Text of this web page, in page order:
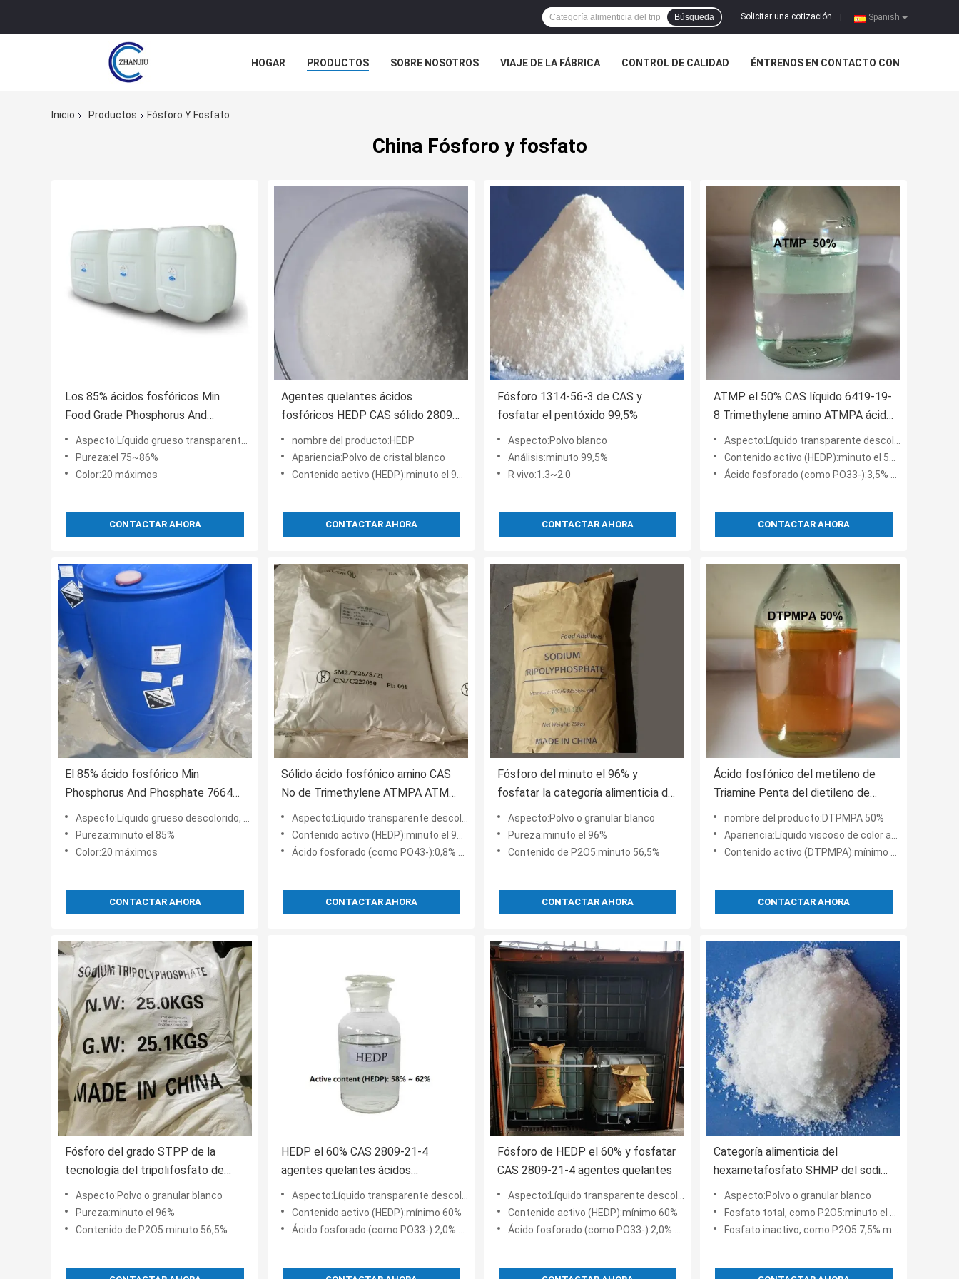
Spanish
Solicitar una cotización
Búsqueda
HOGAR PRODUCTOS SOBRE NOSOTROS VIAJE DE LA FÁBRICA CONTROL DE CALIDAD ÉNTRENOS EN CONTACTO CON
Inicio
Productos Fósforo Y Fosfato
China Fósforo y fosfato
Los 85% ácidos fosfóricos Min
Food Grade Phosphorus And
fosfatan CAS 7664-38-2
Aspecto:Líquido grueso transparente descolorido
Pureza:el 75~86%
Color:20 máximos
CONTACTAR AHORA
Agentes quelantes ácidos
fosfóricos HEDP CAS sólido 2809-
21-4 de los inhibidores de corrosión
nombre del producto:HEDP
Apariencia:Polvo de cristal blanco
Contenido activo (HEDP):minuto el 90%
CONTACTAR AHORA
Fósforo 1314-56-3 de CAS y
fosfatar el pentóxido 99,5%
Aspecto:Polvo blanco
Análisis:minuto 99,5%
R vivo:1.3~2.0
CONTACTAR AHORA
ATMP el 50% CAS líquido 6419-19-
8 Trimethylene amino ATMPA ácido
fosfónico
Aspecto:Líquido transparente descolorido o amarillo claro
Contenido activo (HEDP):minuto el 50%
Ácido fosforado (como PO33-):3,5% máximos
CONTACTAR AHORA
El 85% ácido fosfórico Min
Phosphorus And Phosphate 7664
38 grado de 2 industrias
Aspecto:Líquido grueso descolorido, transparente o levemente de color claro
Pureza:minuto el 85%
Color:20 máximos
CONTACTAR AHORA
Sólido ácido fosfónico amino CAS
No de Trimethylene ATMPA ATMP
el 95% 6419 19 8
Aspecto:Líquido transparente descolorido o amarillo claro
Contenido activo (HEDP):minuto el 95%
Ácido fosforado (como PO43-):0,8% máximo
CONTACTAR AHORA
Fósforo del minuto el 96% y
fosfatar la categoría alimenticia del
tripolifosfato de sodio de STPP
Aspecto:Polvo o granular blanco
Pureza:minuto el 96%
Contenido de P2O5:minuto 56,5%
CONTACTAR AHORA
Ácido fosfónico del metileno de
Triamine Penta del dietileno de
DTPMPA el 50% CAS 15827-60-8
nombre del producto:DTPMPA 50%
Apariencia:Líquido viscoso de color amarillo parduzco o rojo parduzco
Contenido activo (DTPMPA):mínimo 50%
CONTACTAR AHORA
Fósforo del grado STPP de la
tecnología del tripolifosfato de
sodio y sal del fosfato
Aspecto:Polvo o granular blanco
Pureza:minuto el 96%
Contenido de P2O5:minuto 56,5%
HEDP el 60% CAS 2809-21-4
agentes quelantes ácidos
fosfóricos de los inhibidores de
corrosión
Aspecto:Líquido transparente descolorido o amarillo claro
Contenido activo (HEDP):mínimo 60%
Ácido fosforado (como PO33-):2,0% máximos
Fósforo de HEDP el 60% y fosfatar
CAS 2809-21-4 agentes quelantes
Aspecto:Líquido transparente descolorido o amarillo claro
Contenido activo (HEDP):mínimo 60%
Ácido fosforado (como PO33-):2,0% máximos
Categoría alimenticia del
hexametafosfato SHMP del sodio
de la sal del fosfato del fósforo el
68%
Aspecto:Polvo o granular blanco
Fosfato total, como P2O5:minuto el 68%
Fosfato inactivo, como P2O5:7,5% máximos